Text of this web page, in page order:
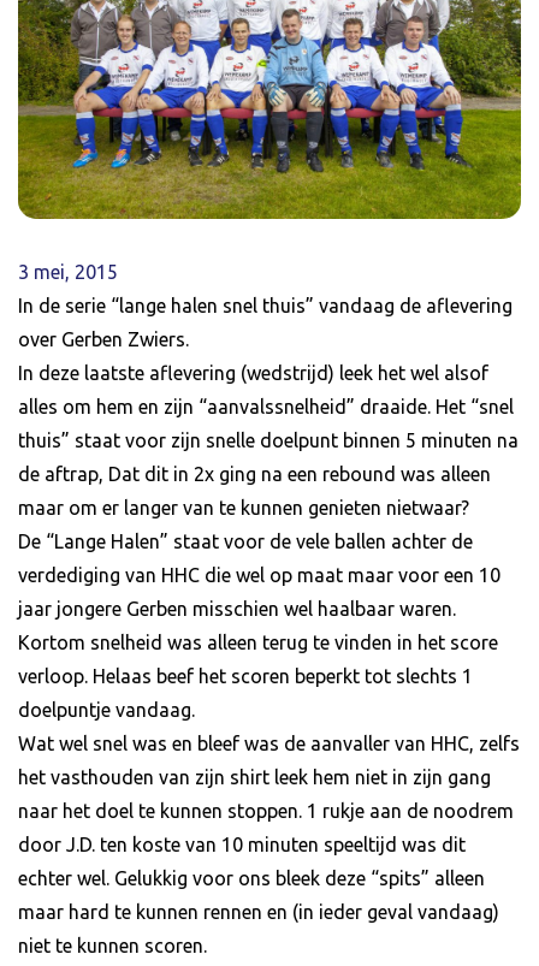
3 mei, 2015
In de serie “lange halen snel thuis” vandaag de aflevering
over Gerben Zwiers.
In deze laatste aflevering (wedstrijd) leek het wel alsof
alles om hem en zijn “aanvalssnelheid” draaide. Het “snel
thuis” staat voor zijn snelle doelpunt binnen 5 minuten na
de aftrap, Dat dit in 2x ging na een rebound was alleen
maar om er langer van te kunnen genieten nietwaar?
De “Lange Halen” staat voor de vele ballen achter de
verdediging van HHC die wel op maat maar voor een 10
jaar jongere Gerben misschien wel haalbaar waren.
Kortom snelheid was alleen terug te vinden in het score
verloop. Helaas beef het scoren beperkt tot slechts 1
doelpuntje vandaag.
Wat wel snel was en bleef was de aanvaller van HHC, zelfs
het vasthouden van zijn shirt leek hem niet in zijn gang
naar het doel te kunnen stoppen. 1 rukje aan de noodrem
door J.D. ten koste van 10 minuten speeltijd was dit
echter wel. Gelukkig voor ons bleek deze “spits” alleen
maar hard te kunnen rennen en (in ieder geval vandaag)
niet te kunnen scoren.